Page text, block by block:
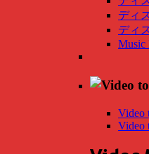
ディ
ディ
Music
Video
Video